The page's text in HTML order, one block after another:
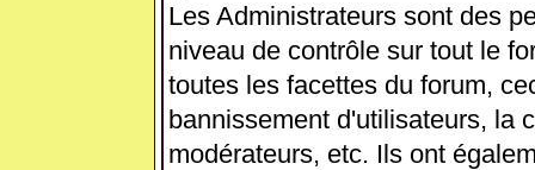
Les Administrateurs sont des
niveau de contrôle sur tout le
toutes les facettes du forum,
bannissement d'utilisateurs, la
modérateurs, etc. Ils ont